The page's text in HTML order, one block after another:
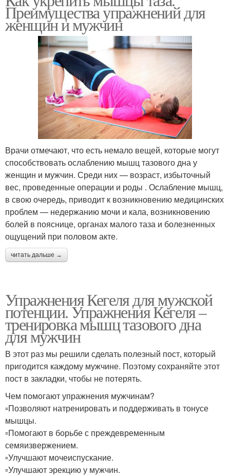
Преимущества упражнений для
женщин и мужчин
Врачи отмечают, что есть немало вещей, которые могут
способствовать ослаблению мышц тазового дна у
женщин и мужчин. Среди них — возраст, избыточный
вес, проведенные операции и роды . Ослабление мышц,
в свою очередь, приводит к возникновению медицинских
проблем — недержанию мочи и кала, возникновению
болей в пояснице, органах малого таза и болезненных
ощущений при половом акте.
читать дальше →
Упражнения Кегеля для мужской
потенции. Упражнения Кегеля –
тренировка мышц тазового дна
для мужчин
В этот раз мы решили сделать полезный пост, который
пригодится каждому мужчине. Поэтому сохраняйте этот
пост в закладки, чтобы не потерять.
Чем помогают упражнения мужчинам?
▫️Позволяют натренировать и поддерживать в тонусе
мышцы.
▫️Помогают в борьбе с преждевременным
семяизвержением.
▫️Улучшают мочеиспускание.
▫️Улучшают эрекцию у мужчин.